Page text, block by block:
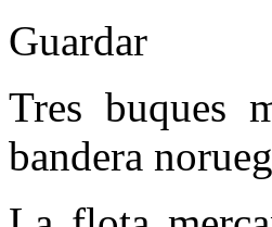
Guardar
Tres buques
bandera